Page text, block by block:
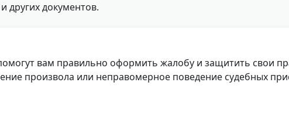
других документов.
вам правильно оформить жалобу и защитить свои
произвола или неправомерное поведение судебных